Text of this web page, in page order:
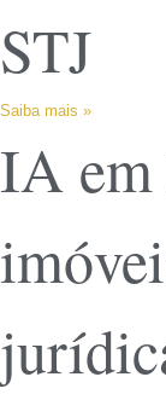
STJ
Saiba mais »
IA em